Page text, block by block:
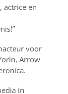
actrice en
voor
Arrow
in